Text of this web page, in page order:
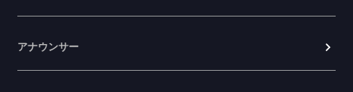
アナウンサー